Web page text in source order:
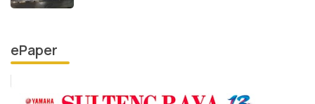
ePaper